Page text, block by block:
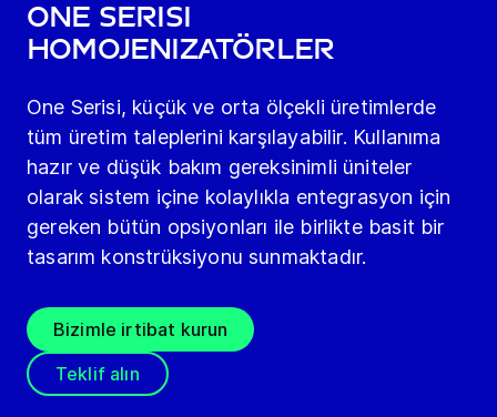
One Serisi
Homojenizatörler
One Serisi, küçük ve orta ölçekli üretimlerde
tüm üretim taleplerini karşılayabilir. Kullanıma
hazır ve düşük bakım gereksinimli üniteler
olarak sistem içine kolaylıkla entegrasyon için
gereken bütün opsiyonları ile birlikte basit bir
tasarım konstrüksiyonu sunmaktadır.
Bizimle irtibat kurun
Teklif alın